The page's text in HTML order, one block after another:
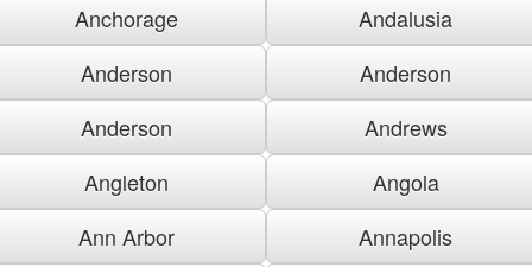
Anchorage
Andalusia
Anderson
Anderson
Anderson
Andrews
Angleton
Angola
Ann Arbor
Annapolis